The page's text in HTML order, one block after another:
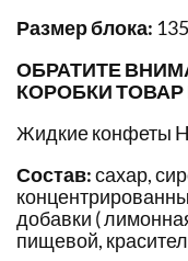
Размер блока:
ОБРАТИТЕ
КОРОБКИ
Жидкие конфеты
Состав:сахар,
добавки (
пищевой,